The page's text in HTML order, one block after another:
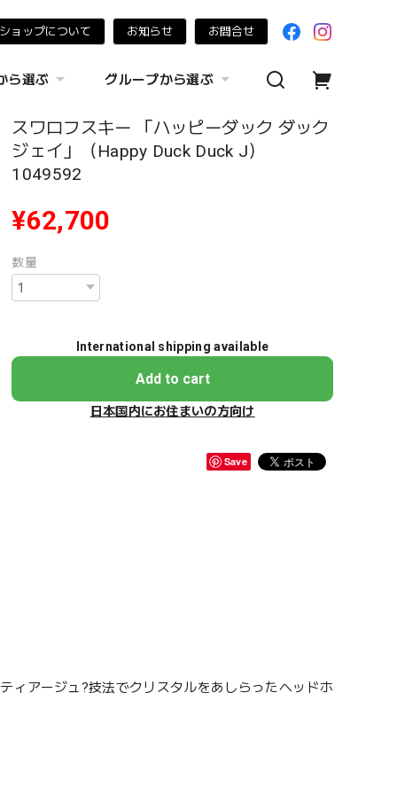
ョップについて お知らせ お問合せ
ら選ぶ グループから選ぶ
スワロフスキー 「ハッピーダック ダック
ジェイ」（Happy Duck Duck J）
1049592
¥62,700
数量
International shipping available
Add to cart
日本国内にお住まいの方向け
Save
ィアージュ?技法でクリスタルをあしらったヘッドホ